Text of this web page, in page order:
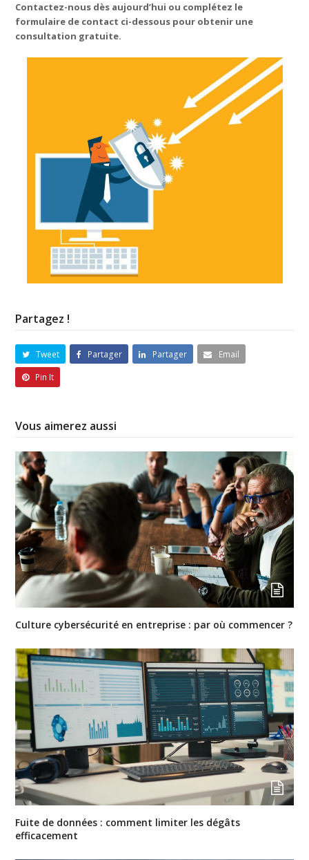
Contactez-nous dès aujourd’hui ou complétez le
formulaire de contact ci-dessous pour obtenir une
consultation gratuite.
Partagez !
Tweet Partager Partager
Email
Pin It
Vous aimerez aussi
Culture cybersécurité en entreprise : par où commencer ?
Fuite de données : comment limiter les dégâts
efficacement